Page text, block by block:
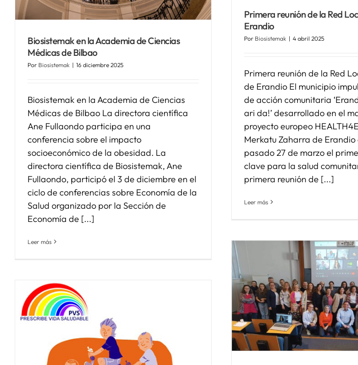
Biosistemak en la Academia de Ciencias
Médicas de Bilbao
Por Biosistemak | 16 diciembre 2025
Biosistemak en la Academia de Ciencias
Médicas de Bilbao La directora científica
Ane Fullaondo participa en una
conferencia sobre el impacto
socioeconómico de la obesidad. La
directora científica de Biosistemak, Ane
Fullaondo, participó el 3 de diciembre en el
ciclo de conferencias sobre Economía de la
Salud organizado por la Sección de
Economía de [...]
Leer más
Primera reunión de la Red
Erandio
Por Biosistemak | 4 abril 2025
Primera reunión de la Red
de Erandio El municipio
de acción comunitaria
ari da!’ desarrollado en el
proyecto europeo
Merkatu Zaharra de Erandio
pasado 27 de marzo el
clave para la salud
primera reunión de [...]
Leer más
Segunda asamblea general
del proyecto Health4EUKids
que se centra en la mejora de
la salud infantil
Noticias Biosistemak